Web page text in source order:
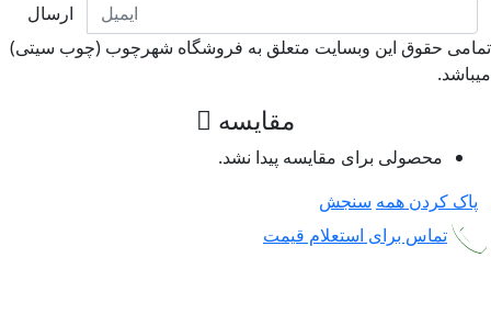
ارسال
حقوق این وبسایت متعلق به فروشگاه شهرچوب (چوب سیتی)
مقایسه
محصولی برای مقایسه پیدا نشد.
پاک کردن همهسنجش
تماس برای استعلام قیمت